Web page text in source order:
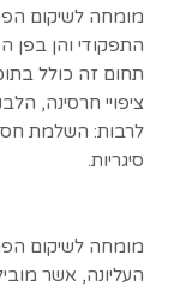
מומחה לשיקום
התפקודי והן בפן
תחום זה כולל
ציפויי חרסינה,
לרבות: השלמת חסר
סיגריות.
מומחה לשיקום
העליונה, אשר